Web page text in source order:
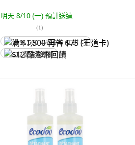
明天 8/10 (一) 預計送達
(1)
满 $1,500 再省 $75 (王道卡)
$12 酷澎幣回饋